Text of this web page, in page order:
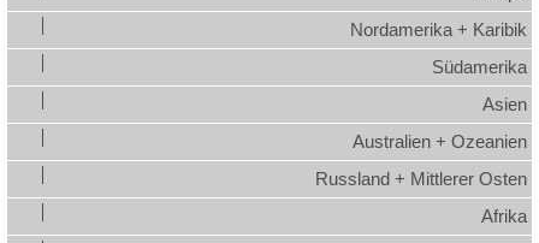
Nordamerika + Karibik
Südamerika
Asien
Australien + Ozeanien
Russland + Mittlerer Osten
Afrika